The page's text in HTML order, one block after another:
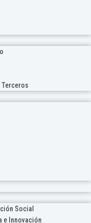
Social
e Innovación